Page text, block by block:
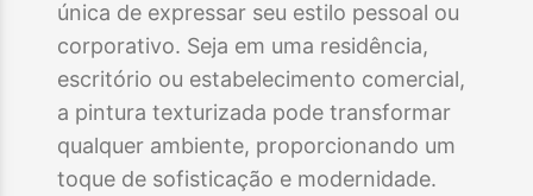
única de expressar seu estilo pessoal ou
corporativo. Seja em uma residência,
escritório ou estabelecimento comercial,
a pintura texturizada pode transformar
qualquer ambiente, proporcionando um
toque de sofisticação e modernidade.